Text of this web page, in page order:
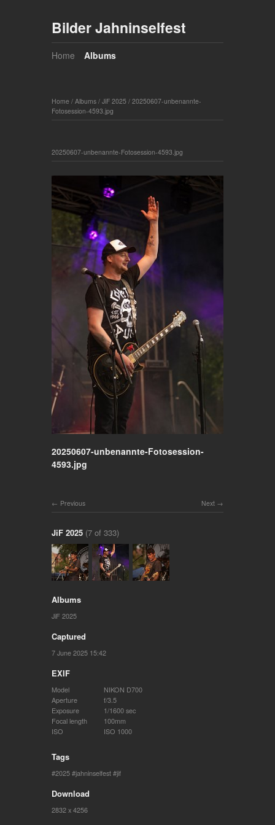
Bilder Jahninselfest
Home Albums
Home / Albums / JiF 2025 / 20250607-unbenannte-
Fotosession-4593.jpg
20250607-unbenannte-Fotosession-4593.jpg
20250607-unbenannte-Fotosession-
4593.jpg
Next
Previous
JiF 2025 (7 of 333)
Albums
JiF 2025
Captured
7 June 2025 15:42
EXIF
Model
NIKON D700
Aperture
f/3.5
Exposure
1/1600 sec
Focal length
100mm
ISO
ISO 1000
Tags
2025 jahninselfest jif
Download
2832 x 4256